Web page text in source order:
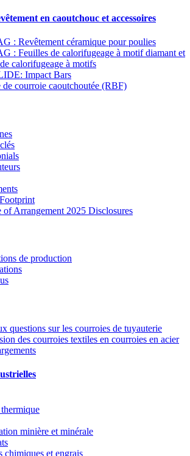
en caoutchouc et accessoires
: Revêtement céramique pour poulies
: Feuilles de calorifugeage à motif diamant et
calorifugeage à motifs
Impact Bars
de courroie caoutchoutée (RBF)
of Arrangement 2025 Disclosures
de production
questions sur les courroies de tuyauterie
des courroies textiles en courroies en acier
minière et minérale
chimiques et engrais